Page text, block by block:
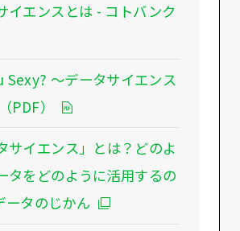
イエンスとは - コトバンク
Sexy? ～データサイエンス
PDF）
サイエンス」とは？どのよ
タをどのように活用するの
ータのじかん